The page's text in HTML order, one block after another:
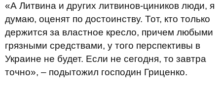
«А Литвина и других литвинов-циников люди, я
думаю, оценят по достоинству. Тот, кто только
держится за властное кресло, причем любыми
грязными средствами, у того перспективы в
Украине не будет. Если не сегодня, то завтра
точно», – подытожил господин Гриценко.